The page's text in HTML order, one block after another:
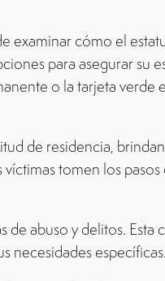
examinar cómo el
para asegurar su
o la tarjeta verde
de residencia,
tomen los
abuso y delitos. Esta
necesidades específicas.